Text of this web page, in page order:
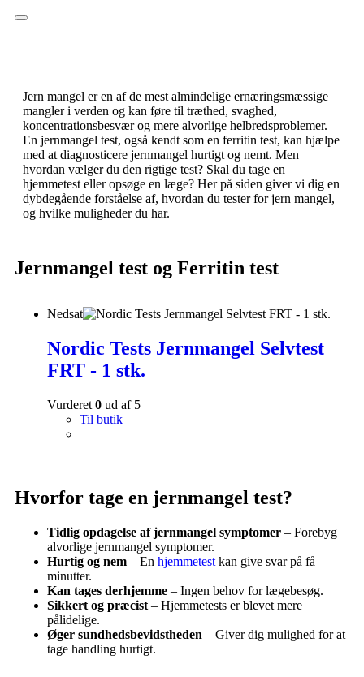
Hamburger Toggle Menu
Jern mangel er en af de mest almindelige ernæringsmæssige
mangler i verden og kan føre til træthed, svaghed,
koncentrationsbesvær og mere alvorlige helbredsproblemer.
En jernmangel test, også kendt som en ferritin test, kan hjælpe
med at diagnosticere jernmangel hurtigt og nemt. Men
hvordan vælger du den rigtige test? Skal du tage en
hjemmetest eller opsøge en læge? Her på siden giver vi dig en
dybdegående forståelse af, hvordan du tester for jern mangel,
og hvilke muligheder du har.
Jernmangel test og Ferritin test
Nedsat
Nordic Tests Jernmangel Selvtest
FRT - 1 stk.
Vurderet 0 ud af 5
Til butik
Hvorfor tage en jernmangel test?
Tidlig opdagelse af jernmangel symptomer – Forebyg
alvorlige jernmangel symptomer.
Hurtig og nem – En hjemmetest kan give svar på få
minutter.
Kan tages derhjemme – Ingen behov for lægebesøg.
Sikkert og præcist – Hjemmetests er blevet mere
pålidelige.
Øger sundhedsbevidstheden – Giver dig mulighed for at
tage handling hurtigt.